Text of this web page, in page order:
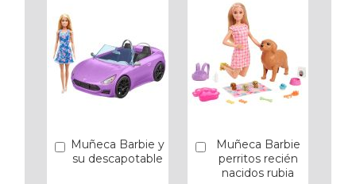
Muñeca Barbie y
su descapotable
Añadir
Muñeca Barbie
perritos recién
nacidos rubia
Añadir